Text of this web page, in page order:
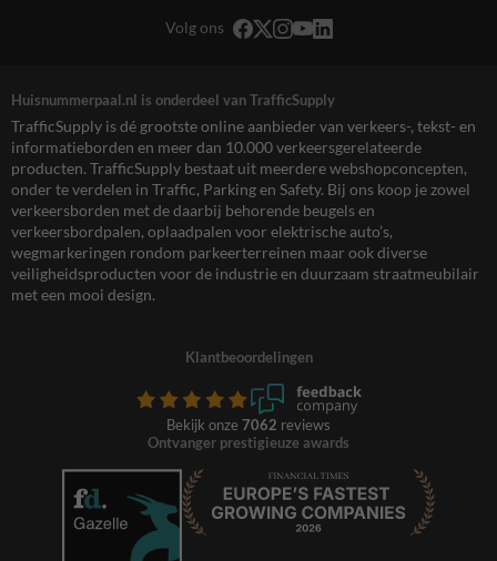
Volg ons
Huisnummerpaal.nl is onderdeel van TrafficSupply
TrafficSupply is dé grootste online aanbieder van verkeers-, tekst- en
informatieborden en meer dan 10.000 verkeersgerelateerde
producten. TrafficSupply bestaat uit meerdere webshopconcepten,
onder te verdelen in Traffic, Parking en Safety. Bij ons koop je zowel
verkeersborden met de daarbij behorende beugels en
verkeersbordpalen, oplaadpalen voor elektrische auto’s,
wegmarkeringen rondom parkeerterreinen maar ook diverse
veiligheidsproducten voor de industrie en duurzaam straatmeubilair
met een mooi design.
Klantbeoordelingen
Bekijk onze 7062 reviews
Ontvanger prestigieuze awards